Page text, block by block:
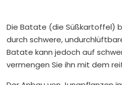
Die Batate (die Süßkartoffel)
durch schwere,
Batate kann jedoch auf
vermengen Sie ihn mit dem